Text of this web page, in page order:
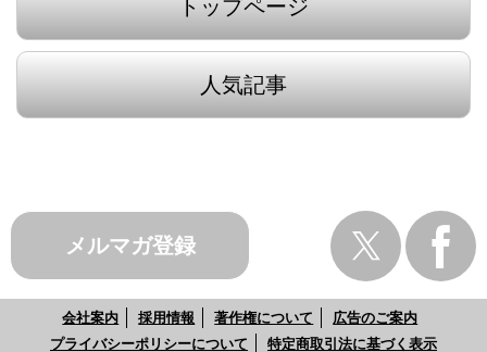
トップページ
人気記事
メルマガ登録
会社案内 採用情報 著作権について
広告のご案内
プライバシーポリシーについて
特定商取引法に基づく表示